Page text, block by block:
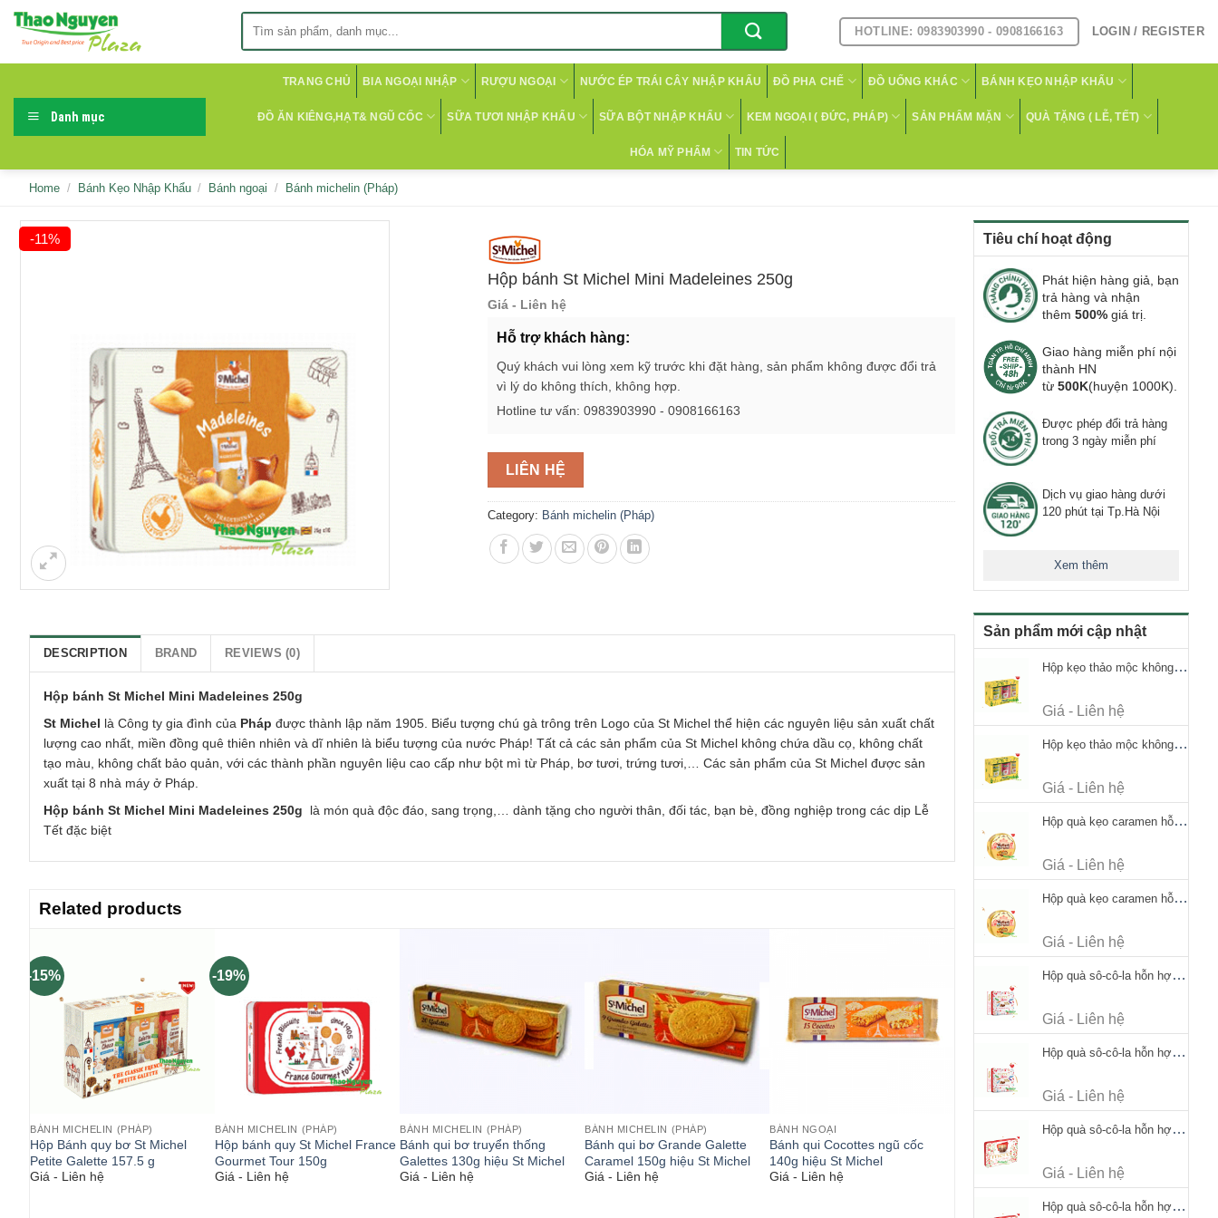
Skip
HOTLINE: 0983903990 - 0908166163 LOGIN / REGISTER
Danh mục
TRANG CHỦ BIA NGOẠI NHẬP RƯỢU NGOẠI NƯỚC ÉP TRÁI CÂY NHẬP KHẨU ĐỒ PHA CHẾ ĐỒ UỐNG KHÁC BÁNH KẸO NHẬP KHẨU
ĐỒ ĂN KIÊNG,HẠT& NGŨ CỐC SỮA TƯƠI NHẬP KHẨU SỮA BỘT NHẬP KHẨU KEM NGOẠI ( ĐỨC, PHÁP) SẢN PHẨM MẶN QUÀ TẶNG ( LỄ, TẾT)
HÓA MỸ PHẨM TIN TỨC
Home / Bánh Kẹo Nhập Khẩu / Bánh ngoại / Bánh michelin (Pháp)
Tiêu chí hoạt động
Phát hiện hàng giả, bạn
trả hàng và nhận
thêm 500% giá trị.
Giao hàng miễn phí nội
thành HN
từ 500K(huyện 1000K).
Được phép đổi trả hàng
trong 3 ngày miễn phí
Dịch vụ giao hàng dưới
120 phút tại Tp.Hà Nội
Xem thêm
Sản phẩm mới cập nhật
Hộp kẹo thảo mộc không đường Ricola Signature 112.5g
Giá - Liên hệ
Hộp kẹo thảo mộc không đường Ricola Signature 112.5g
Giá - Liên hệ
Hộp quà kẹo caramen hỗn hợp Werther's Original Caramel Candy 170g
Giá - Liên hệ
Hộp quà kẹo caramen hỗn hợp Werther's Original Caramel Candy 170g
Giá - Liên hệ
Hộp quà sô-cô-la hỗn hợp Merci Petits Chocolate Collection 125g thiếc
Giá - Liên hệ
Hộp quà sô-cô-la hỗn hợp Merci Petits Chocolate Collection 125g thiếc
Giá - Liên hệ
Hộp quà sô-cô-la hỗn hợp Merci Finest Selection 250g thiếc
Giá - Liên hệ
Hộp quà sô-cô-la hỗn hợp Merci Finest Selection 250g thiếc
-11%
Hộp bánh St Michel Mini Madeleines 250g
Giá - Liên hệ
Hỗ trợ khách hàng:
Quý khách vui lòng xem kỹ trước khi đặt hàng, sản phẩm không được đổi trả
vì lý do không thích, không hợp.
Hotline tư vấn: 0983903990 - 0908166163
LIÊN HỆ
Category: Bánh michelin (Pháp)
DESCRIPTION BRAND REVIEWS (0)
Hộp bánh St Michel Mini Madeleines 250g
St Michel là Công ty gia đình của Pháp được thành lập năm 1905. Biểu tượng chú gà trông trên Logo của St Michel thể hiện các nguyên liệu sản xuất chất
lượng cao nhất, miền đồng quê thiên nhiên và dĩ nhiên là biểu tượng của nước Pháp! Tất cả các sản phẩm của St Michel không chứa dầu cọ, không chất
tạo màu, không chất bảo quản, với các thành phần nguyên liệu cao cấp như bột mì từ Pháp, bơ tươi, trứng tươi,… Các sản phẩm của St Michel được sản
xuất tại 8 nhà máy ở Pháp.
Hộp bánh St Michel Mini Madeleines 250g
là món quà độc đáo, sang trọng,… dành tặng cho người thân, đối tác, bạn bè, đồng nghiệp trong các dịp Lễ
Tết đặc biệt
Related products
-15%
BÁNH MICHELIN (PHÁP)
Hộp Bánh quy bơ St Michel
Petite Galette 157.5 g
Giá - Liên hệ
-19%
BÁNH MICHELIN (PHÁP)
Hộp bánh quy St Michel France
Gourmet Tour 150g
Giá - Liên hệ
BÁNH MICHELIN (PHÁP)
Bánh qui bơ truyển thống
Galettes 130g hiệu St Michel
Giá - Liên hệ
BÁNH MICHELIN (PHÁP)
Bánh qui bơ Grande Galette
Caramel 150g hiệu St Michel
Giá - Liên hệ
BÁNH NGOẠI
Bánh qui Cocottes ngũ cốc
140g hiệu St Michel
Giá - Liên hệ